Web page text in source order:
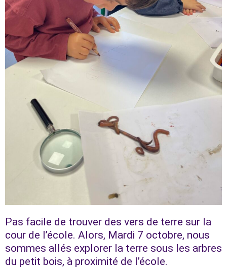
Pas facile de trouver des vers de terre sur la
cour de l’école. Alors, Mardi 7 octobre, nous
sommes allés explorer la terre sous les arbres
du petit bois, à proximité de l’école.